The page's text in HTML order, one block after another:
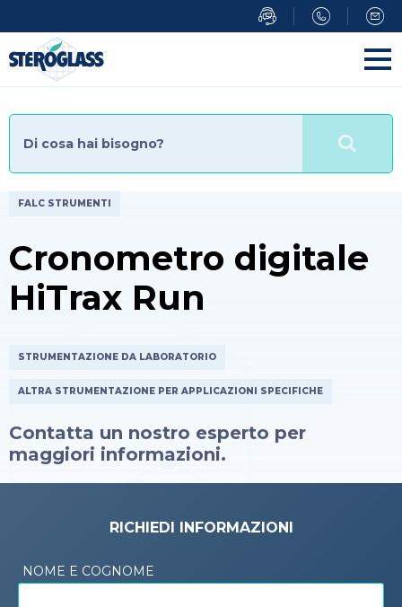
al
contenuto
principale
FALC STRUMENTI
Cronometro digitale
HiTrax Run
STRUMENTAZIONE DA LABORATORIO
ALTRA STRUMENTAZIONE PER APPLICAZIONI SPECIFICHE
Contatta un nostro esperto per
maggiori informazioni.
RICHIEDI INFORMAZIONI
NOME E COGNOME